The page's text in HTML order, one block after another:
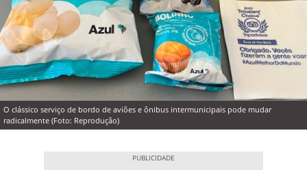
O clássico serviço de bordo de aviões e ônibus intermunicipais pode mudar
radicalmente (Foto: Reprodução)